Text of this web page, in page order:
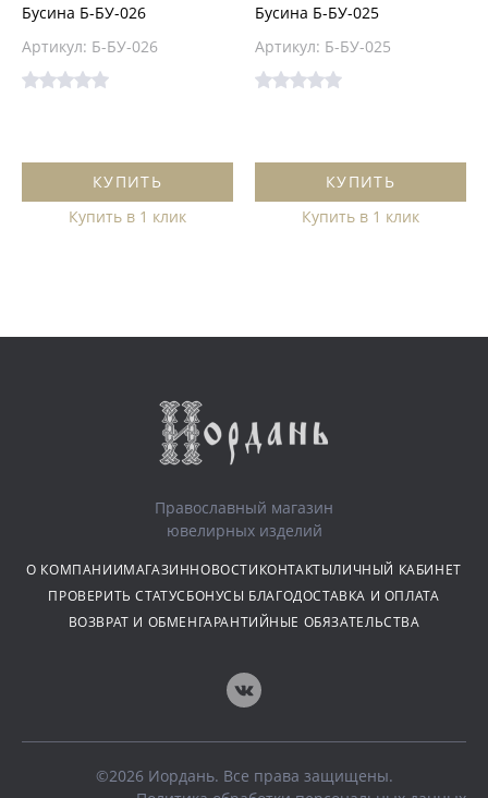
Бусина Б-БУ-026
Артикул: Б-БУ-026
КУПИТЬ
Купить в 1 клик
Бусина Б-БУ-025
Артикул: Б-БУ-025
КУПИТЬ
Купить в 1 клик
Православный магазин
ювелирных изделий
О КОМПАНИИМАГАЗИННОВОСТИКОНТАКТЫЛИЧНЫЙ КАБИНЕТ
ПРОВЕРИТЬ СТАТУСБОНУСЫ БЛАГОДОСТАВКА И ОПЛАТА
ВОЗВРАТ И ОБМЕНГАРАНТИЙНЫЕ ОБЯЗАТЕЛЬСТВА
©2026 Иордань. Все права защищены.